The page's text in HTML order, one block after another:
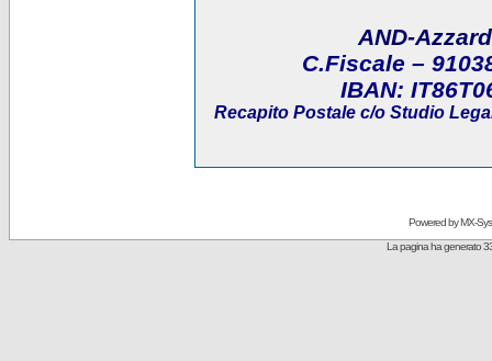
AND-
C.Fiscale –
IBAN:
Recapito Postale c/o Studio
Powered byMX-
La pagina ha generato